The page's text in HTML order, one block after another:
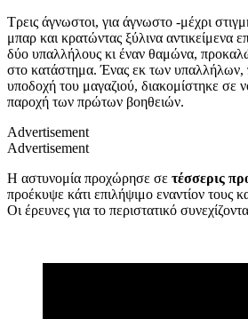
Τρεις άγνωστοι, για άγνωστο -μέχρι
μπαρ και κρατώντας ξύλινα αντικείμενα
δύο υπαλλήλους κι έναν θαμώνα,
στο κατάστημα. Ένας εκ των υπαλλήλων,
υποδοχή του μαγαζιού, διακομίστηκε σε
παροχή των πρώτων βοηθειών.
Advertisement
Advertisement
Η αστυνομία προχώρησε σε τέσσερις
προέκυψε κάτι επιλήψιμο εναντίον τους
Οι έρευνες για το περιστατικό